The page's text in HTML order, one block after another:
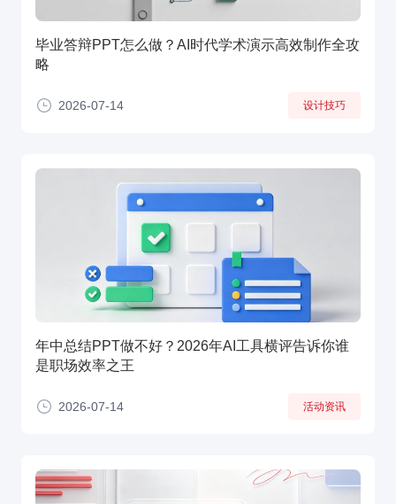
毕业答辩PPT怎么做？AI时代学术演示高效制作全攻
略
2026-07-14 设计技巧
年中总结PPT做不好？2026年AI工具横评告诉你谁
是职场效率之王
2026-07-14 活动资讯